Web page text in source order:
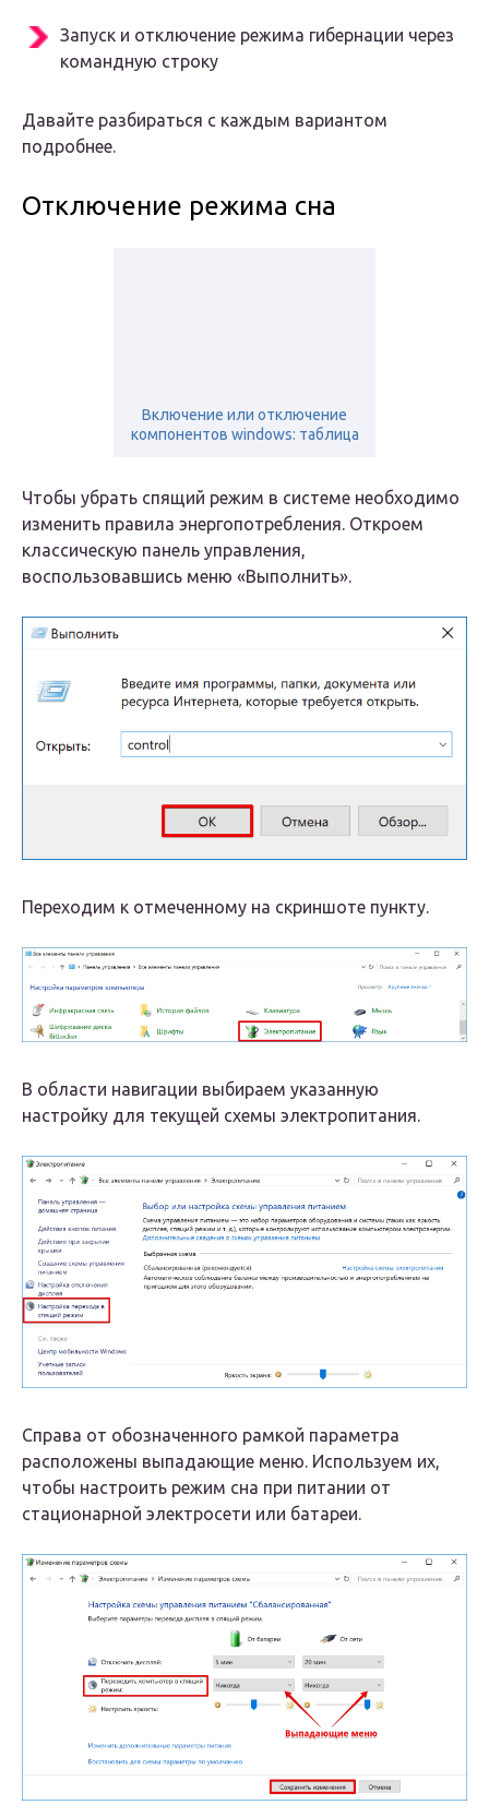
Запуск и отключение режима гибернации через
командную строку
Давайте разбираться с каждым вариантом
подробнее.
Отключение режима сна
Включение или отключение
компонентов windows: таблица
Чтобы убрать спящий режим в системе необходимо
изменить правила энергопотребления. Откроем
классическую панель управления,
воспользовавшись меню «Выполнить».
Переходим к отмеченному на скриншоте пункту.
В области навигации выбираем указанную
настройку для текущей схемы электропитания.
Справа от обозначенного рамкой параметра
расположены выпадающие меню. Используем их,
чтобы настроить режим сна при питании от
стационарной электросети или батареи.